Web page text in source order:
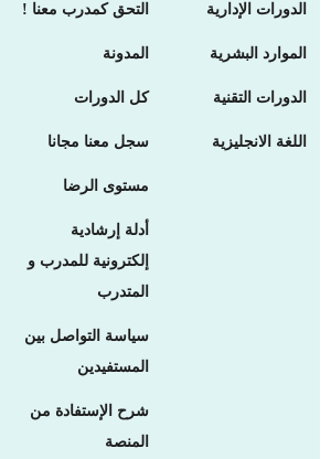
الدورات الإدارية
الموارد البشرية
الدورات التقنية
اللغة الانجليزية
التحق كمدرب معنا !
المدونة
كل الدورات
سجل معنا مجانا
مستوى الرضا
أدلة إرشادية
إلكترونية للمدرب و
المتدرب
سياسة التواصل بين
المستفيدين
شرح الإستفادة من
المنصة